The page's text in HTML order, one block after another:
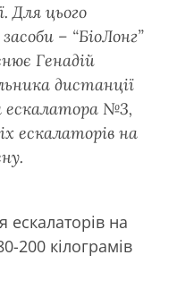
Для цього
– “БіоЛонг”
Генадій
дистанції
ескалатора №3,
ескалаторів на
на
200 кілограмів